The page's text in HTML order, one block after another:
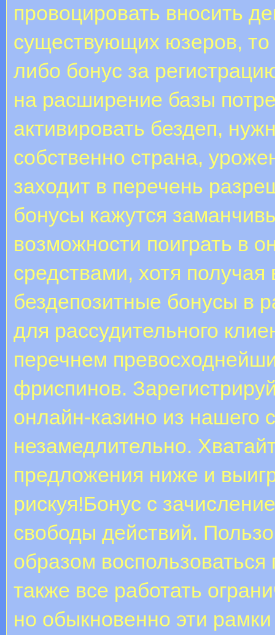
провоцировать вносить
существующих юзеров, то
либо бонус за
на расширение базы
активировать бездеп,
собственно страна,
заходит в перечень
бонусы кажутся
возможности поиграть в
средствами, хотя
бездепозитные бонусы в
для рассудительного
перечнем
фриспинов.
онлайн-казино из нашего
незамедлительно.
предложения ниже и
рискуя!Бонус с
свободы действий.
образом
также все работать
но обыкновенно эти